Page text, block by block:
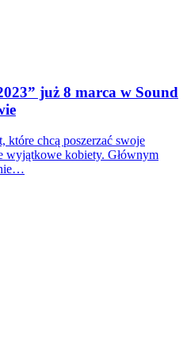
już 8 marca w Sound
które chcą poszerzać swoje
wyjątkowe kobiety. Głównym